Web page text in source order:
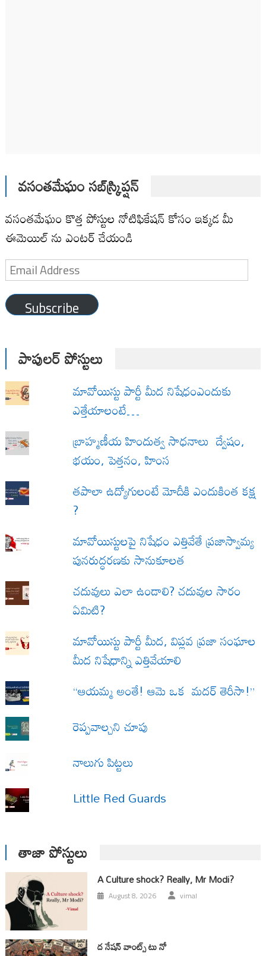
వసంతమేఘం సబ్‌స్క్రిప్షన్
వసంతమేఘం కొత్త పోస్టుల నోటిఫికేషన్ కోసం ఇక్కడ మీ
ఈమెయిల్ ను ఎంటర్ చేయండి
Email
Address
Subscribe
పాపులర్ పోస్టులు
మావోయిస్టు పార్టీ మీద నిషేధంఎందుకు
ఎత్తేయాలంటే…
బ్రాహ్మణీయ హిందుత్వ సాధనాలు ద్వేషం,
భయం, పెత్తనం, హింస
త‌పాలా ఉద్యోగులంటే మోదీకి ఎందుకింత కక్ష
?
మావోయిస్టులపై నిషేధం ఎత్తివేతే ప్రజాస్వామ్య
పునరుద్ధరణకు సానుకూలత
చదువులు ఎలా ఉండాలి? చదువుల సారం
ఏమిటి?
మావోయిస్టు పార్టీ మీద, విప్లవ ప్రజా సంఘాల
మీద నిషేధాన్ని ఎత్తివేయాలి
“ఆయమ్మ అంతే! ఆమె ఒక మదర్ తెరీసా!”
రెప్పవాల్చని చూపు
నాలుగు పిట్టలు
Little Red Guards
తాజా పోస్టులు
A Culture shock? Really, Mr Modi?
August 8, 2026 vimal
ద నేషన్ వాంట్స్ టు నో